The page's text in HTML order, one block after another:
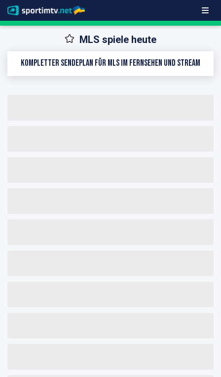
MLS spiele heute
Kompletter Sendeplan für MLS im Fernsehen und Stream